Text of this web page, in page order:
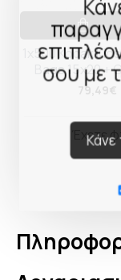
σου με
Κάνε
1x500 Kodak
Bags 15x20 +
79,49€
Έχετε